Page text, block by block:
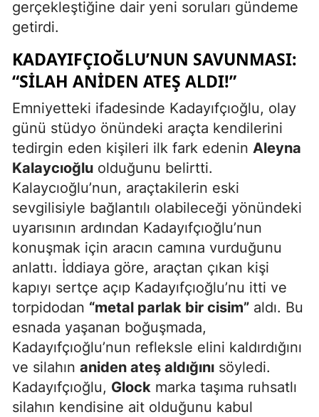
gerçekleştiğine dair yeni soruları gündeme
getirdi.
KADAYIFÇIOĞLU’NUN SAVUNMASI:
“SILAH ANIDEN ATEŞ ALDI!”
Emniyetteki ifadesinde Kadayıfçıoğlu, olay
günü stüdyo önündeki araçta kendilerini
tedirgin eden kişileri ilk fark edenin Aleyna
Kalaycıoğlu olduğunu belirtti.
Kalaycıoğlu’nun, araçtakilerin eski
sevgilisiyle bağlantılı olabileceği yönündeki
uyarısının ardından Kadayıfçıoğlu’nun
konuşmak için aracın camına vurduğunu
anlattı. İddiaya göre, araçtan çıkan kişi
kapıyı sertçe açıp Kadayıfçıoğlu’nu itti ve
torpidodan “metal parlak bir cisim” aldı. Bu
esnada yaşanan boğuşmada,
Kadayıfçıoğlu’nun refleksle elini kaldırdığını
ve silahın aniden ateş aldığını söyledi.
Kadayıfçıoğlu, Glock marka taşıma ruhsatlı
silahın kendisine ait olduğunu kabul